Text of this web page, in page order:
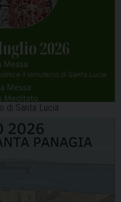
di Santa Lucia